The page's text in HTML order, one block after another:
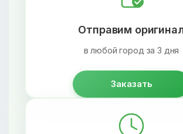
Отправим
в любой город за 3 дня
Заказать